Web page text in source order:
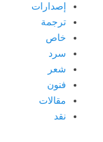
إصدارات
ترجمة
خاص
سرد
شعر
فنون
مقالات
نقد